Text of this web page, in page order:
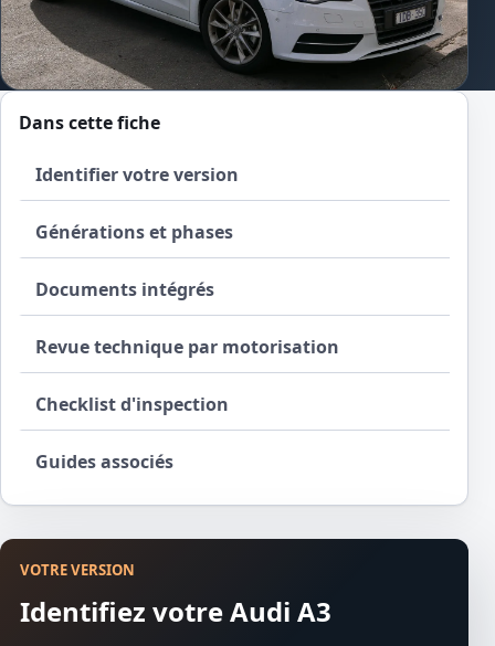
Dans cette fiche
Identifier votre version
Générations et phases
Documents intégrés
Revue technique par motorisation
Checklist d'inspection
Guides associés
VOTRE VERSION
Identifiez votre Audi A3